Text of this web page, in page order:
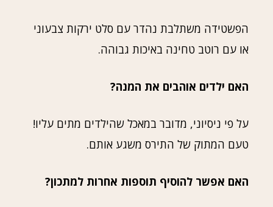
הפשטידה משתלבת נהדר עם סלט ירקות צבעוני
או עם רוטב טחינה באיכות גבוהה.
האם ילדים אוהבים את המנה?
על פי ניסיוני, מדובר במאכל שהילדים מתים עליו!
טעם המתוק של התירס משגע אותם.
האם אפשר להוסיף תוספות אחרות למתכון?